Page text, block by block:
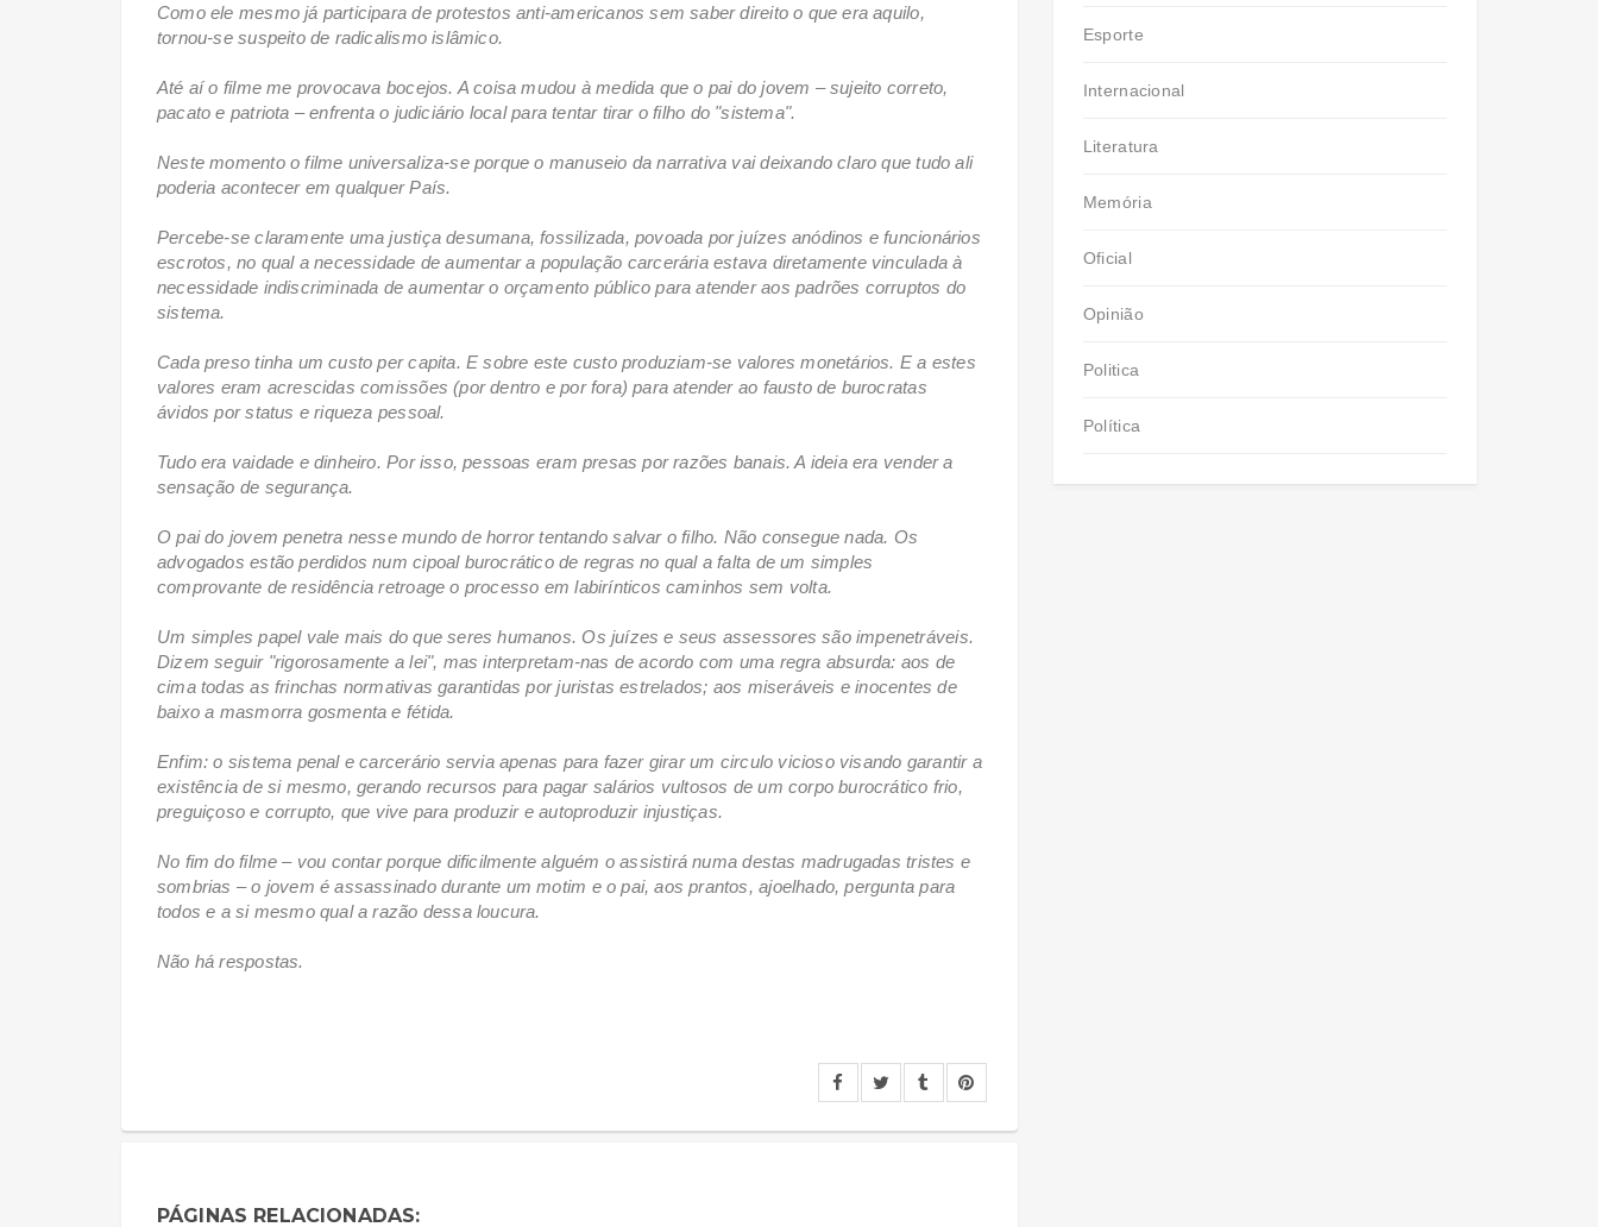
Como ele mesmo já participara de protestos anti-americanos sem saber direito o que era aquilo,
tornou-se suspeito de radicalismo islâmico.
Até aí o filme me provocava bocejos. A coisa mudou à medida que o pai do jovem – sujeito correto,
pacato e patriota – enfrenta o judiciário local para tentar tirar o filho do "sistema".
Neste momento o filme universaliza-se porque o manuseio da narrativa vai deixando claro que tudo ali
poderia acontecer em qualquer País.
Percebe-se claramente uma justiça desumana, fossilizada, povoada por juízes anódinos e funcionários
escrotos, no qual a necessidade de aumentar a população carcerária estava diretamente vinculada à
necessidade indiscriminada de aumentar o orçamento público para atender aos padrões corruptos do
sistema.
Cada preso tinha um custo per capita. E sobre este custo produziam-se valores monetários. E a estes
valores eram acrescidas comissões (por dentro e por fora) para atender ao fausto de burocratas
ávidos por status e riqueza pessoal.
Tudo era vaidade e dinheiro. Por isso, pessoas eram presas por razões banais. A ideia era vender a
sensação de segurança.
O pai do jovem penetra nesse mundo de horror tentando salvar o filho. Não consegue nada. Os
advogados estão perdidos num cipoal burocrático de regras no qual a falta de um simples
comprovante de residência retroage o processo em labirínticos caminhos sem volta.
Um simples papel vale mais do que seres humanos. Os juízes e seus assessores são impenetráveis.
Dizem seguir "rigorosamente a lei", mas interpretam-nas de acordo com uma regra absurda: aos de
cima todas as frinchas normativas garantidas por juristas estrelados; aos miseráveis e inocentes de
baixo a masmorra gosmenta e fétida.
Enfim: o sistema penal e carcerário servia apenas para fazer girar um circulo vicioso visando garantir a
existência de si mesmo, gerando recursos para pagar salários vultosos de um corpo burocrático frio,
preguiçoso e corrupto, que vive para produzir e autoproduzir injustiças.
No fim do filme – vou contar porque dificilmente alguém o assistirá numa destas madrugadas tristes e
sombrias – o jovem é assassinado durante um motim e o pai, aos prantos, ajoelhado, pergunta para
todos e a si mesmo qual a razão dessa loucura.
Não há respostas.
PÁGINAS RELACIONADAS:
Esporte
Internacional
Literatura
Memória
Oficial
Opinião
Politica
Política